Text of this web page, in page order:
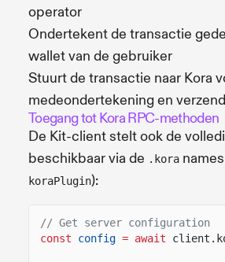
operator
Ondertekent de transactie
wallet van de gebruiker
Stuurt de transactie naar Kora
medeondertekening en
Toegang tot Kora RPC-methoden
De Kit-client stelt ook de
beschikbaar via de .kora
koraPlugin):
// Get server configuration
const
config = await